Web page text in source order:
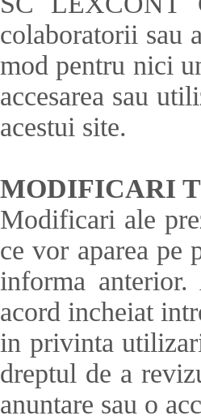
colaboratorii sau
mod pentru nici
accesarea sau
acestui site.
MODIFICARI
Modificari ale
ce vor aparea pe
informa
acord incheiat
in privinta
dreptul de a
anuntare sau o